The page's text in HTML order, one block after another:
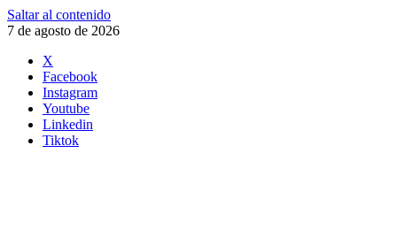
Saltar al contenido
7 de agosto de 2026
X
Facebook
Instagram
Youtube
Linkedin
Tiktok